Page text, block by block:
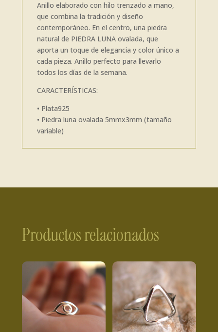
Anillo elaborado con hilo trenzado a mano,
que combina la tradición y diseño
contemporáneo. En el centro, una piedra
natural de PIEDRA LUNA ovalada, que
aporta un toque de elegancia y color único a
cada pieza. Anillo perfecto para llevarlo
todos los días de la semana.
CARACTERÍSTICAS:
• Plata925
• Piedra luna ovalada 5mmx3mm (tamaño
variable)
Productos relacionados